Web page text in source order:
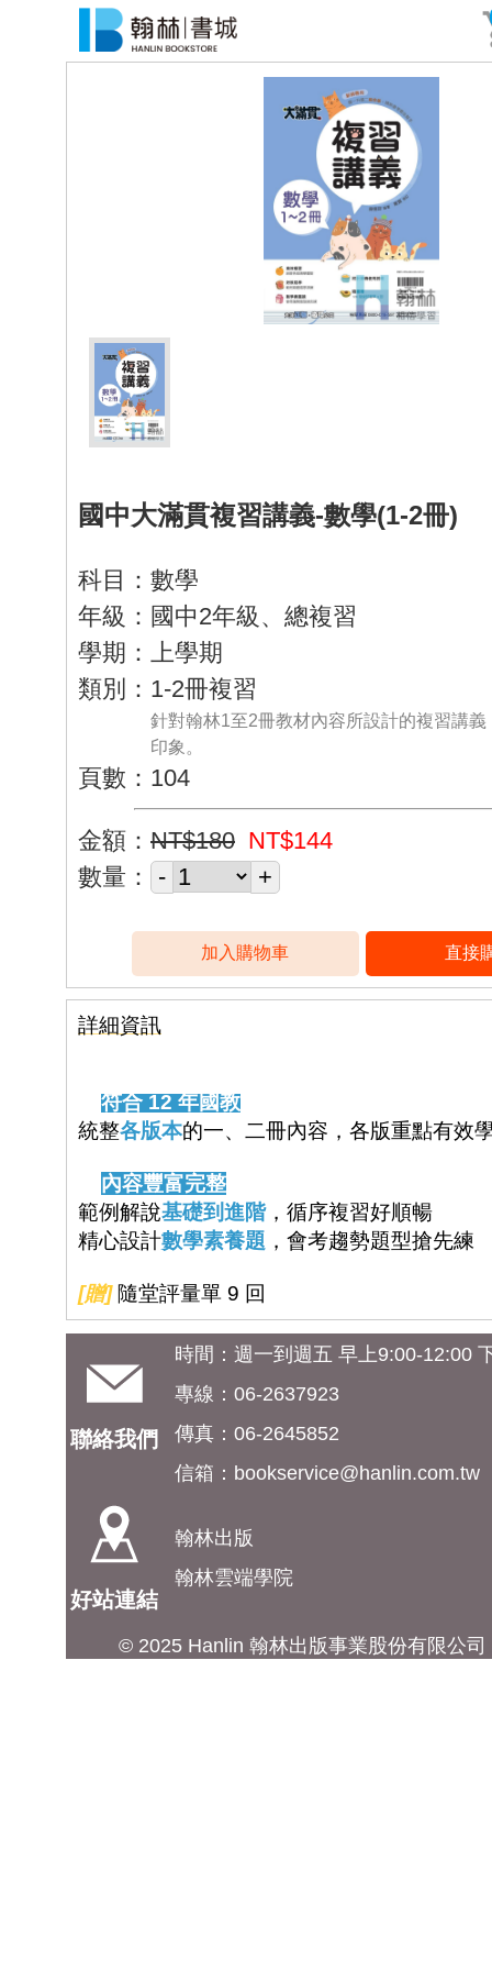
國中大滿貫複習講義-數學(1-2冊)
科目：數學
年級：國中2年級、總複習
學期：上學期
類別：1-2冊複習
針對翰林1至2冊教材內容所設計的複習講
印象。
頁數：104
金額： NT$180 NT$144
數量：
詳細資訊
符合 12 年國教
統整各版本的一、二冊內容，各版重點有效
內容豐富完整
範例解說基礎到進階，循序複習好順暢
精心設計數學素養題 ，會考趨勢題型搶先練
[贈]隨堂評量單 9 回
聯絡我們
時間：週一到週五 早上9:00-12:00
專線：06-2637923
傳真：06-2645852
信箱： bookservice@hanlin.com.tw
好站連結
翰林出版
翰林雲端學院
© 2025 Hanlin 翰林出版事業股份有限公司